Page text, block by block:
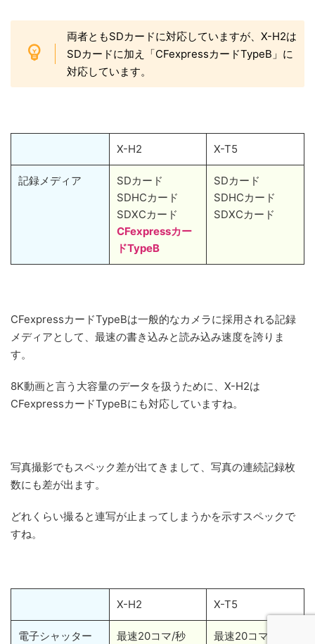
両者ともSDカードに対応していますが、X-H2は
SDカードに加え「CFexpressカードTypeB」に
対応しています。
X-H2 X-T5
記録メディア
SDカード
SDHCカード
SDXCカード
CFexpressカー
ドTypeB
SDカード
SDHCカード
SDXCカード
CFexpressカードTypeBは一般的なカメラに採用される記録
メディアとして、最速の書き込みと読み込み速度を誇りま
す。
8K動画と言う大容量のデータを扱うために、X-H2は
CFexpressカードTypeBにも対応していますね。
写真撮影でもスペック差が出てきまして、写真の連続記録枚
数にも差が出ます。
どれくらい撮ると連写が止まってしまうかを示すスペックで
すね。
X-H2 X-T5
電子シャッター 最速20コマ/秒 最速20コマ/秒